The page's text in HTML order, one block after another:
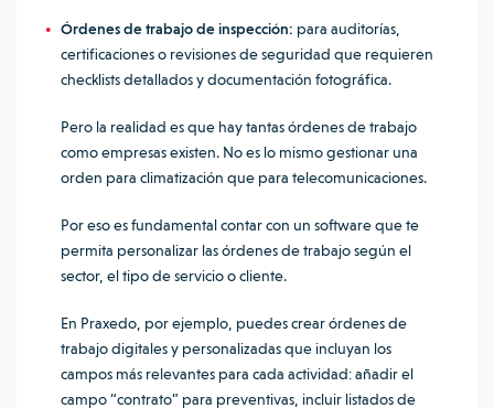
Órdenes de trabajo de inspección: para auditorías,
certificaciones o revisiones de seguridad que requieren
checklists detallados y documentación fotográfica.
Pero la realidad es que hay tantas órdenes de trabajo
como empresas existen. No es lo mismo gestionar una
orden para climatización que para telecomunicaciones.
Por eso es fundamental contar con un software que te
permita personalizar las órdenes de trabajo según el
sector, el tipo de servicio o cliente.
En Praxedo, por ejemplo, puedes crear órdenes de
trabajo digitales y personalizadas que incluyan los
campos más relevantes para cada actividad: añadir el
campo “contrato” para preventivas, incluir listados de